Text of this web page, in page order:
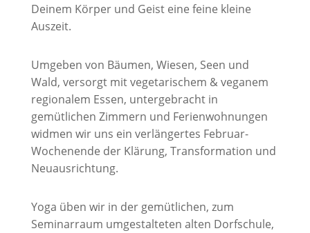
Deinem Körper und Geist eine feine kleine
Auszeit.
Umgeben von Bäumen, Wiesen, Seen und
Wald, versorgt mit vegetarischem & veganem
regionalem Essen, untergebracht in
gemütlichen Zimmern und Ferienwohnungen
widmen wir uns ein verlängertes Februar-
Wochenende der Klärung, Transformation und
Neuausrichtung.
Yoga üben wir in der gemütlichen, zum
Seminarraum umgestalteten alten Dorfschule,